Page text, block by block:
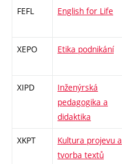
FEFL English for Life
XEPO Etika podnikání
XIPD
Inženýrská
pedagogika a
didaktika
XKPT
Kultura projevu a
tvorba textů